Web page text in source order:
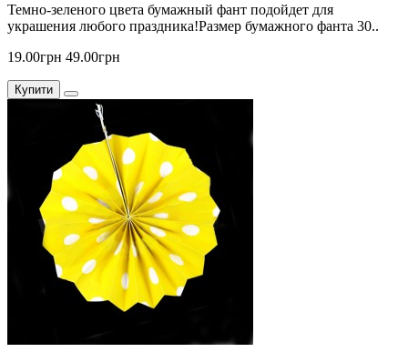
Темно-зеленого цвета бумажный фант подойдет для
украшения любого праздника!Размер бумажного фанта 30..
19.00грн 49.00грн
Купити